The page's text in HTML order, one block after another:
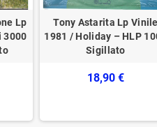
Lp
3000
Tony Astarita ‎Lp Vinile
1981 / Holiday ‎– HLP
Sigillato
18,90 €